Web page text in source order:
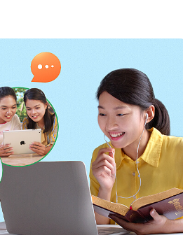
领我们前进在国度的路上，是你那
你、高举你、歌唱你，让我们同心
通无阻。
工・基督起初的发表・第二十五篇》